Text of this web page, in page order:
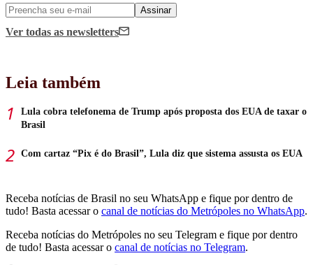
Assinar
Ver todas as newsletters
Leia também
Lula cobra telefonema de Trump após proposta dos EUA de taxar o
Brasil
Com cartaz “Pix é do Brasil”, Lula diz que sistema assusta os EUA
Receba notícias de Brasil no seu WhatsApp e fique por dentro de
tudo! Basta acessar o canal de notícias do Metrópoles no WhatsApp.
Receba notícias do Metrópoles no seu Telegram e fique por dentro
de tudo! Basta acessar o canal de notícias no Telegram.